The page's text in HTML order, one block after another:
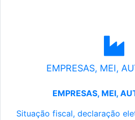
EMPRESAS, MEI,
EMPRESAS, MEI,
Situação fiscal, declaração